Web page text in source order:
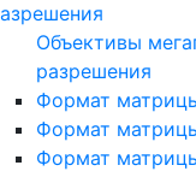
Объективы
разрешения
Формат
Формат
Формат